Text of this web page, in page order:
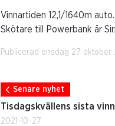
Vinnartiden 12,1/1640m
Skötare till Powerbank är
Publicerad onsdag 27 oktober
Senare nyhet
Tisdagskvällens sista
2021-10-27